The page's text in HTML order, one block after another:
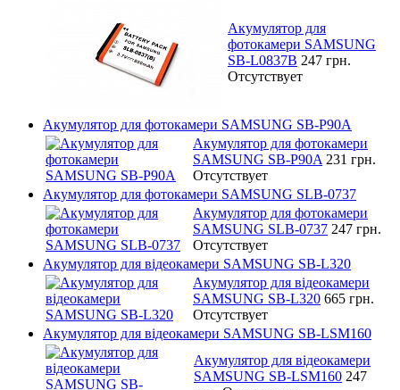
Акумулятор для
фотокамери SAMSUNG
SB-L0837B 247 грн.
Отсутствует
Акумулятор для фотокамери SAMSUNG SB-P90A
Акумулятор для фотокамери
SAMSUNG SB-P90A 231 грн.
Отсутствует
Акумулятор для фотокамери SAMSUNG SLB-0737
Акумулятор для фотокамери
SAMSUNG SLB-0737 247 грн.
Отсутствует
Акумулятор для відеокамери SAMSUNG SB-L320
Акумулятор для відеокамери
SAMSUNG SB-L320 665 грн.
Отсутствует
Акумулятор для відеокамери SAMSUNG SB-LSM160
Акумулятор для відеокамери
SAMSUNG SB-LSM160 247